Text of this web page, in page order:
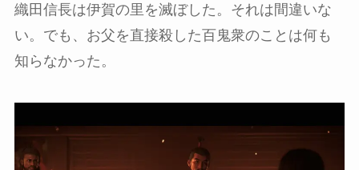
織田信長は伊賀の里を滅ぼした。それは間違いな
い。でも、お父を直接殺した百鬼衆のことは何も
知らなかった。